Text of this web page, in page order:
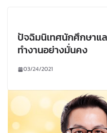
ปัจฉิมนิเทศนักศึกษาแ
ทำงานอย่างมั่นคง
03/24/2021